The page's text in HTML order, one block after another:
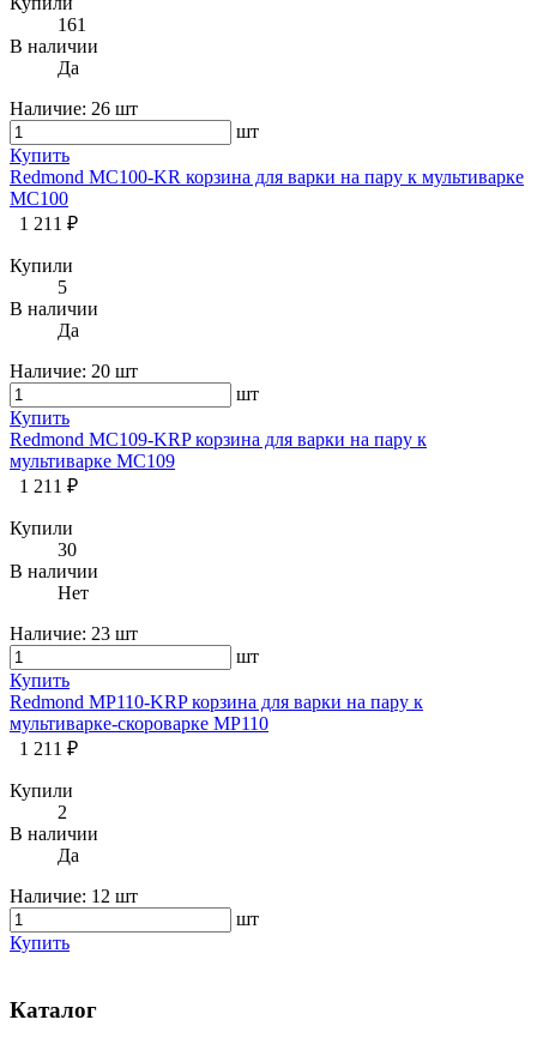
161
В наличии
Да
Наличие: 26 шт
шт
Купить
Redmond MC100-KR корзина для варки на пару к мультиварке
MC100
1 211 ₽
Купили
5
В наличии
Да
Наличие: 20 шт
шт
Купить
Redmond MC109-KRP корзина для варки на пару к
мультиварке MC109
1 211 ₽
Купили
30
В наличии
Нет
Наличие: 23 шт
шт
Купить
Redmond MP110-KRP корзина для варки на пару к
мультиварке-скороварке MP110
1 211 ₽
Купили
2
В наличии
Да
Наличие: 12 шт
шт
Купить
Каталог